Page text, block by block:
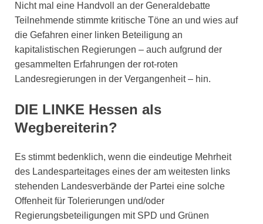
Nicht mal eine Handvoll an der Generaldebatte
Teilnehmende stimmte kritische Töne an und wies auf
die Gefahren einer linken Beteiligung an
kapitalistischen Regierungen – auch aufgrund der
gesammelten Erfahrungen der rot-roten
Landesregierungen in der Vergangenheit – hin.
DIE LINKE Hessen als
Wegbereiterin?
Es stimmt bedenklich, wenn die eindeutige Mehrheit
des Landesparteitages eines der am weitesten links
stehenden Landesverbände der Partei eine solche
Offenheit für Tolerierungen und/oder
Regierungsbeteiligungen mit SPD und Grünen